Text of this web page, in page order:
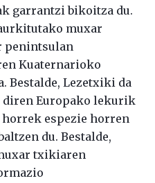
garrantzi bikoitza du.
muxar
penintsulan
Kuaternarioko
Bestalde, Lezetxiki da
Europako lekurik
horrek espezie horren
du. Bestalde,
txikiaren